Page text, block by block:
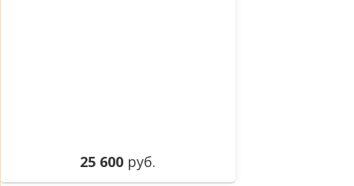
25 600 руб.